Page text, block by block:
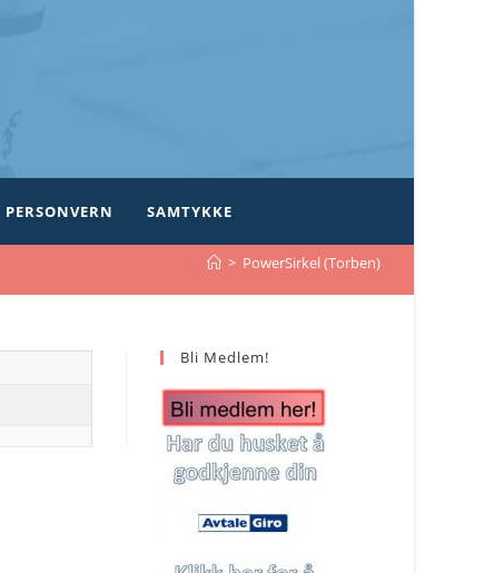
PERSONVERN SAMTYKKE
> PowerSirkel (Torben)
Bli Medlem!